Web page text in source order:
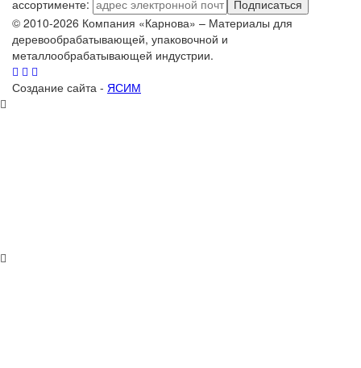
ассортименте:
Подписаться
© 2010-2026 Компания «Карнова» – Материалы для
деревообрабатывающей, упаковочной и
металлообрабатывающей индустрии.
Создание сайта - ЯСИМ